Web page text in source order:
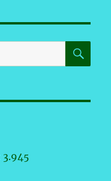
3.945